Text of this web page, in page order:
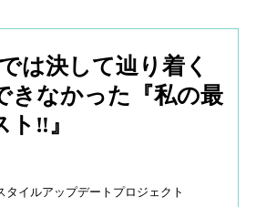
v
は決して辿り着く
きなかった『私の最
‼︎』
イルアップデートプロジェクト